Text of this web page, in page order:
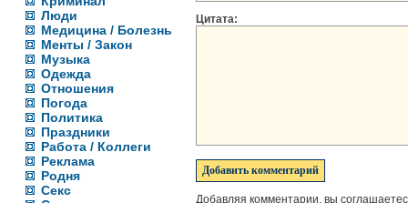
Люди
Медицина / Болезнь
Менты / Закон
Музыка
Одежда
Отношения
Погода
Политика
Праздники
Работа / Коллеги
Реклама
Родня
Секс
Цитата:
Добавляя комментарии, вы